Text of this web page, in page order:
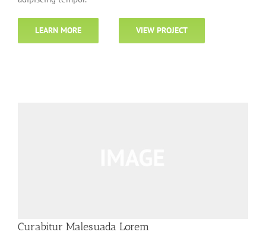
LEARN MORE VIEW PROJECT
Curabitur Malesuada Lorem